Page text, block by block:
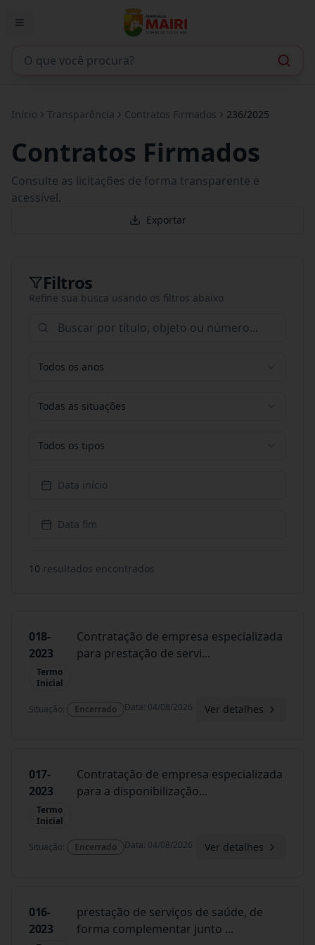
Início Transparência Contratos Firmados 236/2025
Contratos Firmados
Consulte as licitações de forma transparente e
acessível.
Exportar
Filtros
Refine sua busca usando os filtros abaixo
Todos os anos
Todas as situações
Todos os tipos
Data início
Data fim
10 resultados encontrados
018-
2023
Termo
Inicial
Contratação de empresa especializada
para prestação de servi...
Situação: Encerrado Data: 04/08/2026 Ver detalhes
017-
2023
Termo
Inicial
Contratação de empresa especializada
para a disponibilização...
Situação: Encerrado Data: 04/08/2026 Ver detalhes
016-
2023
prestação de serviços de saúde, de
forma complementar junto ...